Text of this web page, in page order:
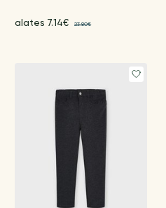
alates 7.14€ 23.80€